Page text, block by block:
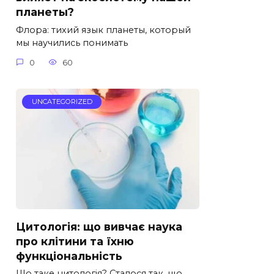
планеты?
Флора: тихий язык планеты, который
мы научились понимать
0 60
UNCATEGORIZED
Цитологія: що вивчає наука
про клітини та їхню
функціональність